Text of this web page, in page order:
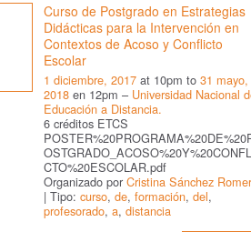
Curso de Postgrado en Estrategias
Didácticas para la Intervención en
Contextos de Acoso y Conflicto
Escolar
1 diciembre, 2017 at 10pm to 31 mayo,
2018 en 12pm – Universidad Nacional
Educación a Distancia.
6 créditos ETCS
CTO%20ESCOLAR.pdf
Organizado por Cristina Sánchez
| Tipo: curso, de, formación, del,
profesorado, a, distancia